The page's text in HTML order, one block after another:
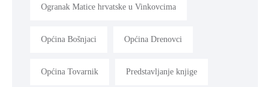
Ogranak Matice hrvatske u Vinkovcima
Općina Bošnjaci Općina Drenovci
Općina Tovarnik Predstavljanje knjige